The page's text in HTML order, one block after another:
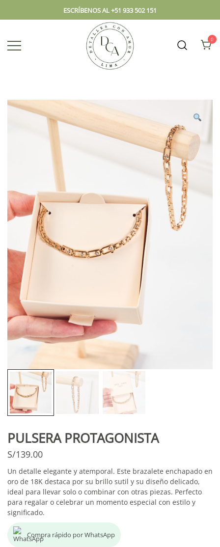
ESCRÍBENOS AL +51 933 502 151
0
PULSERA PROTAGONISTA
S/139.00
Un detalle elegante y atemporal. Este brazalete enchapado en
oro de 18K destaca por su brillo sutil y su diseño delicado,
ideal para llevar solo o combinar con otras piezas. Perfecto
para regalar o celebrar un momento especial con estilo y
significado.
Compra rápido por WhatsApp